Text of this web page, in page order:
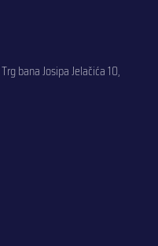
bana Josipa Jelačića 10,